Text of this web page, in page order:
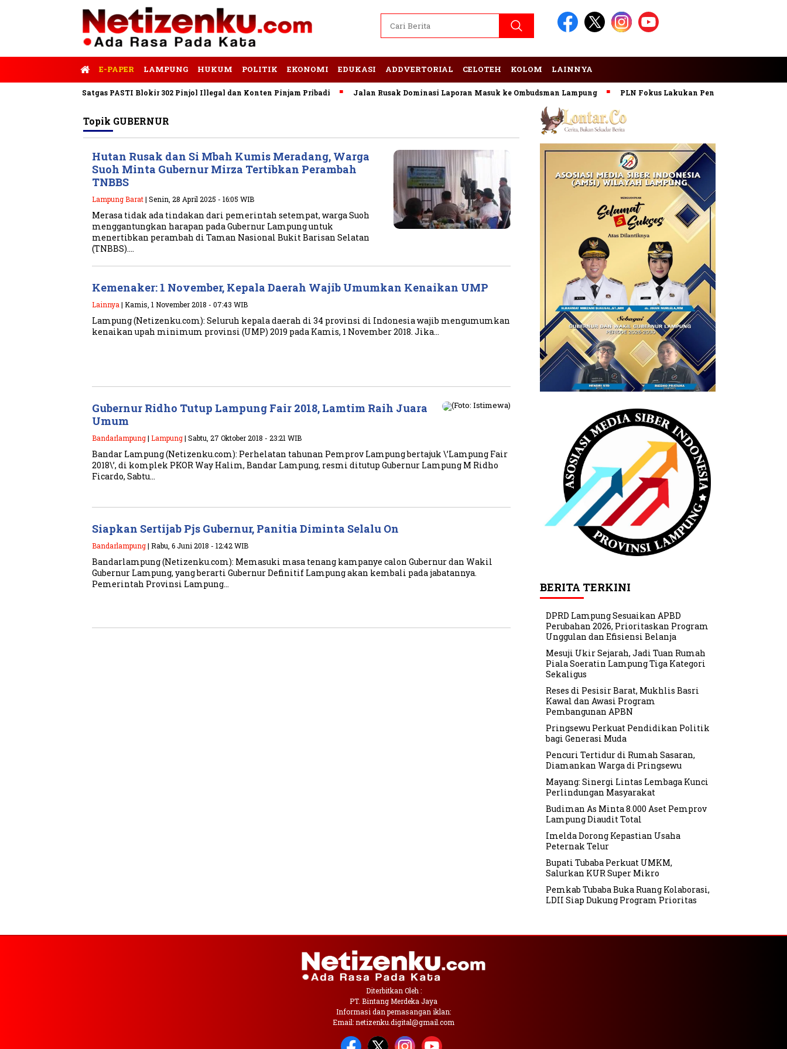
E-PAPER LAMPUNG HUKUM POLITIK EKONOMI EDUKASI ADDVERTORIAL CELOTEH KOLOM LAINNYA
Satgas PASTI Blokir 302 Pinjol Illegal dan Konten Pinjam Pribadi Jalan Rusak Dominasi Laporan Masuk ke Ombudsman Lampung PLN Fokus Lakukan Pengembangan
Topik GUBERNUR
Hutan Rusak dan Si Mbah Kumis Meradang, Warga
Suoh Minta Gubernur Mirza Tertibkan Perambah
TNBBS
Lampung Barat| Senin, 28 April 2025 - 16:05 WIB
Merasa tidak ada tindakan dari pemerintah setempat, warga Suoh
menggantungkan harapan pada Gubernur Lampung untuk
menertibkan perambah di Taman Nasional Bukit Barisan Selatan
(TNBBS)….
Kemenaker: 1 November, Kepala Daerah Wajib Umumkan Kenaikan UMP
Lainnya | Kamis, 1 November 2018 - 07:43 WIB
Lampung (Netizenku.com): Seluruh kepala daerah di 34 provinsi di Indonesia wajib mengumumkan
kenaikan upah minimum provinsi (UMP) 2019 pada Kamis, 1 November 2018. Jika…
Gubernur Ridho Tutup Lampung Fair 2018, Lamtim Raih Juara
Umum
Bandarlampung| Lampung| Sabtu, 27 Oktober 2018 - 23:21 WIB
Bandar Lampung (Netizenku.com): Perhelatan tahunan Pemprov Lampung bertajuk \’Lampung Fair
2018\’, di komplek PKOR Way Halim, Bandar Lampung, resmi ditutup Gubernur Lampung M Ridho
Ficardo, Sabtu…
Siapkan Sertijab Pjs Gubernur, Panitia Diminta Selalu On
Bandarlampung| Rabu, 6 Juni 2018 - 12:42 WIB
Bandarlampung (Netizenku.com): Memasuki masa tenang kampanye calon Gubernur dan Wakil
Gubernur Lampung, yang berarti Gubernur Definitif Lampung akan kembali pada jabatannya.
Pemerintah Provinsi Lampung…
BERITA TERKINI
DPRD Lampung Sesuaikan APBD
Perubahan 2026, Prioritaskan Program
Unggulan dan Efisiensi Belanja
Mesuji Ukir Sejarah, Jadi Tuan Rumah
Piala Soeratin Lampung Tiga Kategori
Sekaligus
Reses di Pesisir Barat, Mukhlis Basri
Kawal dan Awasi Program
Pembangunan APBN
Pringsewu Perkuat Pendidikan Politik
bagi Generasi Muda
Pencuri Tertidur di Rumah Sasaran,
Diamankan Warga di Pringsewu
Mayang: Sinergi Lintas Lembaga Kunci
Perlindungan Masyarakat
Budiman As Minta 8.000 Aset Pemprov
Lampung Diaudit Total
Imelda Dorong Kepastian Usaha
Peternak Telur
Bupati Tubaba Perkuat UMKM,
Salurkan KUR Super Mikro
Pemkab Tubaba Buka Ruang Kolaborasi,
LDII Siap Dukung Program Prioritas
Diterbitkan Oleh :
PT. Bintang Merdeka Jaya
Informasi dan pemasangan iklan:
Email: netizenku.digital@gmail.com